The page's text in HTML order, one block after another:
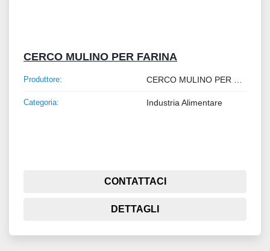
CERCO MULINO PER FARINA
Produttore:
Categoria: Industria Alimentare
CONTATTACI
DETTAGLI